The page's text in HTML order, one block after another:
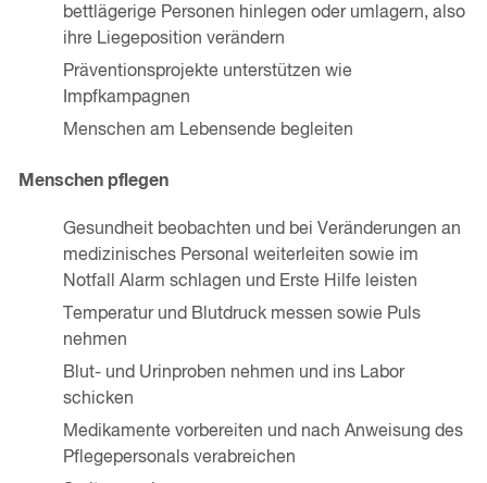
bettlägerige Personen hinlegen oder umlagern, also
ihre Liegeposition verändern
Präventionsprojekte unterstützen wie
Impfkampagnen
Menschen am Lebensende begleiten
Menschen pflegen
Gesundheit beobachten und bei Veränderungen an
medizinisches Personal weiterleiten sowie im
Notfall Alarm schlagen und Erste Hilfe leisten
Temperatur und Blutdruck messen sowie Puls
nehmen
Blut- und Urinproben nehmen und ins Labor
schicken
Medikamente vorbereiten und nach Anweisung des
Pflegepersonals verabreichen